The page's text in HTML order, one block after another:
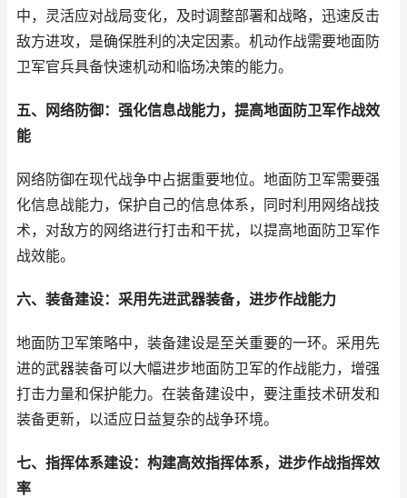
中，灵活应对战局变化，及时调整部署和战略，迅速反击
敌方进攻，是确保胜利的决定因素。机动作战需要地面防
卫军官兵具备快速机动和临场决策的能力。
五、网络防御：强化信息战能力，提高地面防卫军作战效
能
网络防御在现代战争中占据重要地位。地面防卫军需要强
化信息战能力，保护自己的信息体系，同时利用网络战技
术，对敌方的网络进行打击和干扰，以提高地面防卫军作
战效能。
六、装备建设：采用先进武器装备，进步作战能力
地面防卫军策略中，装备建设是至关重要的一环。采用先
进的武器装备可以大幅进步地面防卫军的作战能力，增强
打击力量和保护能力。在装备建设中，要注重技术研发和
装备更新，以适应日益复杂的战争环境。
七、指挥体系建设：构建高效指挥体系，进步作战指挥效
率